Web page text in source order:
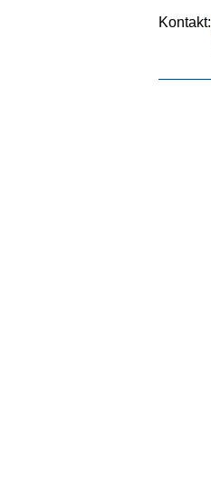
Kontakt: